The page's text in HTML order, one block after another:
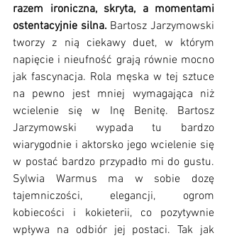
razem ironiczna, skryta, a momentami
ostentacyjnie silna. Bartosz Jarzymowski
tworzy z nią ciekawy duet, w którym
napięcie i nieufność grają równie mocno
jak fascynacja. Rola męska w tej sztuce
na pewno jest mniej wymagająca niż
wcielenie się w Inę Benitę. Bartosz
Jarzymowski wypada tu bardzo
wiarygodnie i aktorsko jego wcielenie się
w postać bardzo przypadło mi do gustu.
Sylwia Warmus ma w sobie dozę
tajemniczości, elegancji, ogrom
kobiecości i kokieterii, co pozytywnie
wpływa na odbiór jej postaci. Tak jak